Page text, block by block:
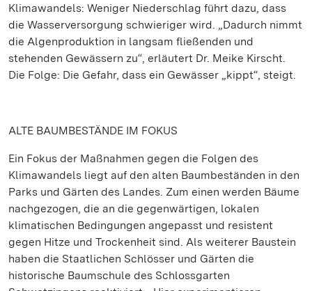
Klimawandels: Weniger Niederschlag führt dazu, dass
die Wasserversorgung schwieriger wird. „Dadurch nimmt
die Algenproduktion in langsam fließenden und
stehenden Gewässern zu“, erläutert Dr. Meike Kirscht.
Die Folge: Die Gefahr, dass ein Gewässer „kippt“, steigt.
ALTE BAUMBESTÄNDE IM FOKUS
Ein Fokus der Maßnahmen gegen die Folgen des
Klimawandels liegt auf den alten Baumbeständen in den
Parks und Gärten des Landes. Zum einen werden Bäume
nachgezogen, die an die gegenwärtigen, lokalen
klimatischen Bedingungen angepasst und resistent
gegen Hitze und Trockenheit sind. Als weiterer Baustein
haben die Staatlichen Schlösser und Gärten die
historische Baumschule des Schlossgarten